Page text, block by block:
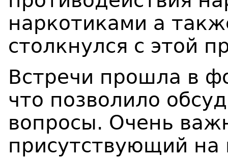
наркотиками а
столкнулся с этой
Встречи прошла в
что позволило
вопросы. Очень
присутствующий